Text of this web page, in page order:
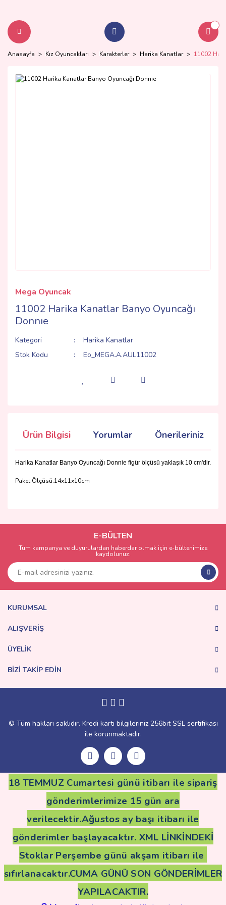
Anasayfa Kız Oyuncakları Karakterler Harika Kanatlar 11002
Mega Oyuncak
11002 Harika Kanatlar Banyo Oyuncağı
Donnıe
Kategori
Harika Kanatlar
Stok Kodu
Eo_MEGA.A.AUL11002
Ürün Bilgisi Yorumlar Önerileriniz
Harika Kanatlar Banyo Oyuncağı Donnie figür ölçüsü yaklaşık 10 cm'dir.
Paket Ölçüsü:14x11x10cm
Yorum Yaz
kullanarak tarafımıza iletebilirsiniz.
Görüş ve önerileriniz için teşekkür ederiz.
Ürün açıklamasında eksik bilgiler bulunuyor.
Ürün bilgilerinde hatalar bulunuyor.
E-BÜLTEN
Tüm kampanya ve duyurulardan haberdar olmak için e-bültenimize
kaydolunuz.
KURUMSAL
ALIŞVERİŞ
ÜYELİK
BİZİ TAKİP EDİN
© Tüm hakları saklıdır. Kredi kartı bilgileriniz 256bit SSL sertifikası
ile korunmaktadır.
18 TEMMUZ Cumartesi günü itibarı ile sipariş
gönderimlerimize 15 gün ara
verilecektir.Ağustos ay başı itibarı ile
gönderimler başlayacaktır. XML LİNKİNDEKİ
Stoklar Perşembe günü akşam itibarı ile
sıfırlanacaktır.CUMA GÜNÜ SON GÖNDERİMLER
YAPILACAKTIR.